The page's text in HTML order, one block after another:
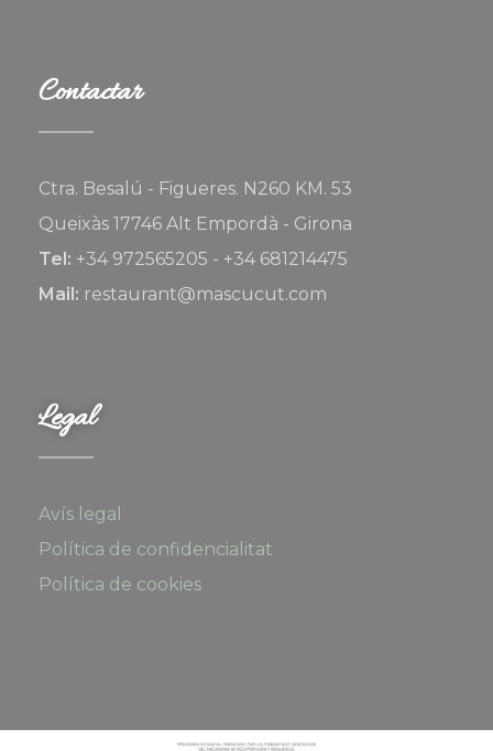
Contactar
Ctra. Besalú - Figueres. N260 KM. 53
Queixàs 17746 Alt Empordà - Girona
Tel: +34 972565205 - +34 681214475
Mail: restaurant@mascucut.com
Legal
Avís legal
Política de confidencialitat
Política de cookies